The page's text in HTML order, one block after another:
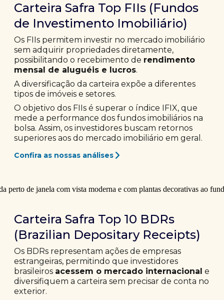
Carteira Safra Top FIIs (Fundos
de Investimento Imobiliário)
Os FIIs permitem investir no mercado imobiliário
sem adquirir propriedades diretamente,
possibilitando o recebimento de rendimento
mensal de aluguéis e lucros.
A diversificação da carteira expõe a diferentes
tipos de imóveis e setores.
O objetivo dos FIIs é superar o índice IFIX, que
mede a performance dos fundos imobiliários na
bolsa. Assim, os investidores buscam retornos
superiores aos do mercado imobiliário em geral.
Confira as nossas análises
Carteira Safra Top 10 BDRs
(Brazilian Depositary Receipts)
Os BDRs representam ações de empresas
estrangeiras, permitindo que investidores
brasileiros acessem o mercado internacional e
diversifiquem a carteira sem precisar de conta no
exterior.